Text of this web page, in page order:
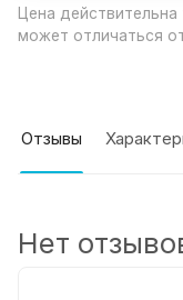
Цена
может отличаться
Отзывы
Нет